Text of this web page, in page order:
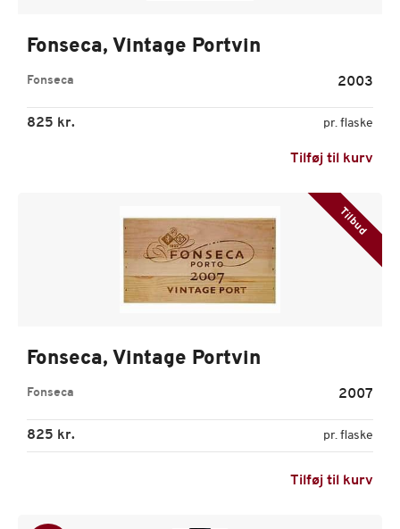
Fonseca, Vintage Portvin
Fonseca 2003
825 kr. pr. flaske
Tilføj til kurv
Tilbud
Fonseca, Vintage Portvin
Fonseca 2007
825 kr. pr. flaske
Tilføj til kurv